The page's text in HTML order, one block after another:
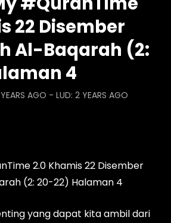
4 DAYS AGO
Episod 1333 My
2.0
AZRUL HELMI
1 DAY AGO - LUD:
22 Disember
Al-Baqarah (2:
4
AGO - LUD: 2 YEARS AGO
2.0 Khamis 22 Disember
(2: 20-22) Halaman 4
yang dapat kita ambil dari